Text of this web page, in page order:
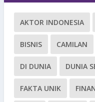
AKTOR INDONESIA
BISNIS CAMILAN
DI DUNIA DUNIA
FAKTA UNIK